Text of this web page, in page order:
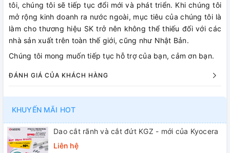
tôi, chúng tôi sẽ tiếp tục đổi mới và phát triển. Khi chúng tôi
mở rộng kinh doanh ra nước ngoài, mục tiêu của chúng tôi là
làm cho thương hiệu SK trở nên không thể thiếu đối với các
nhà sản xuất trên toàn thế giới, cũng như Nhật Bản.
Chúng tôi mong muốn tiếp tục hỗ trợ của bạn, cảm ơn bạn.
ĐÁNH GIÁ CỦA KHÁCH HÀNG
KHUYẾN MÃI HOT
Dao cắt rãnh và cắt đứt KGZ - mới của Kyocera
Liên hệ